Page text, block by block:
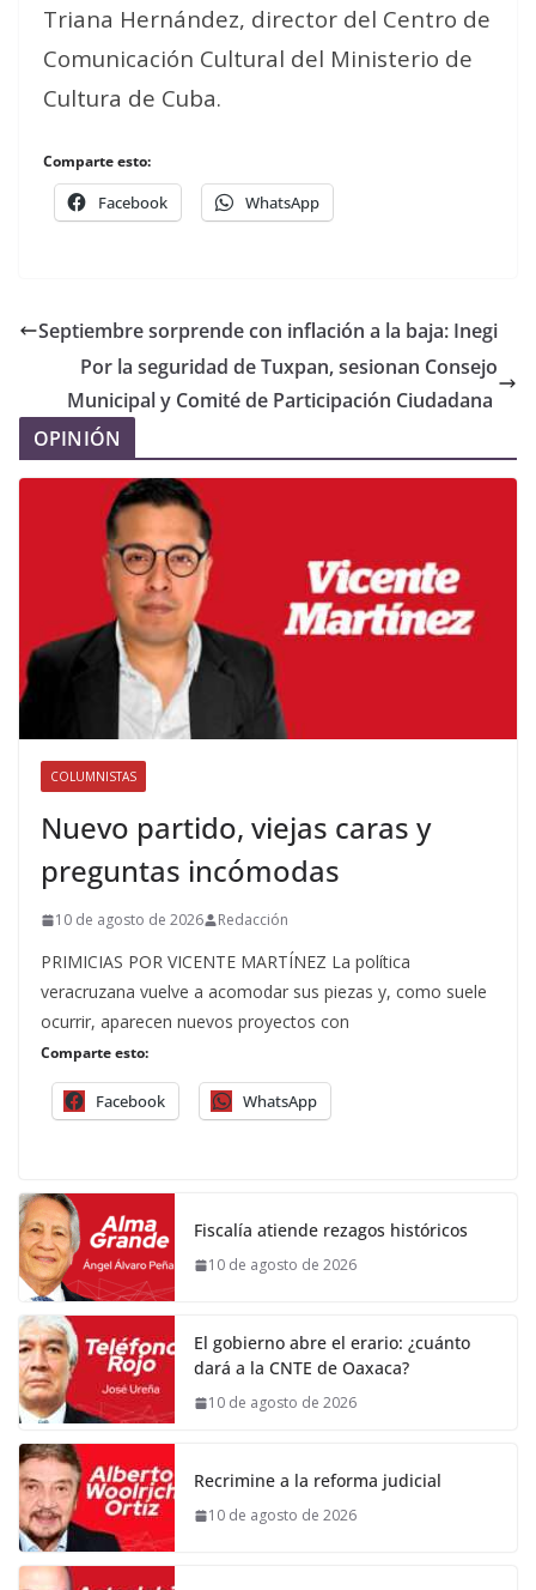
Triana Hernández, director del Centro de
Comunicación Cultural del Ministerio de
Cultura de Cuba.
Comparte esto:
Facebook WhatsApp
Septiembre sorprende con inflación a la baja: Inegi
Por la seguridad de Tuxpan, sesionan Consejo
Municipal y Comité de Participación Ciudadana
OPINIÓN
COLUMNISTAS
Nuevo partido, viejas caras y
preguntas incómodas
10 de agosto de 2026 Redacción
PRIMICIAS POR VICENTE MARTÍNEZ La política
veracruzana vuelve a acomodar sus piezas y, como suele
ocurrir, aparecen nuevos proyectos con
Comparte esto:
Facebook WhatsApp
Fiscalía atiende rezagos históricos
10 de agosto de 2026
El gobierno abre el erario: ¿cuánto
dará a la CNTE de Oaxaca?
10 de agosto de 2026
Recrimine a la reforma judicial
10 de agosto de 2026